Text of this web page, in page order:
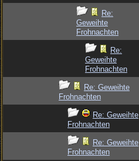
Re:
Geweihte
Frohnachten
Re:
Geweihte
Frohnachten
Re: Geweihte
Frohnachten
Re: Geweihte
Frohnachten
Re: Geweihte
Frohnachten